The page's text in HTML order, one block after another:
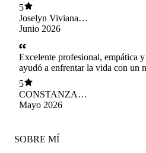
5
Joselyn Viviana
Vargas Gonzalez
Junio 2026
Excelente profesional, empática
ayudó a enfrentar la vida con un
diagnóstico y a tener las
para afrontar el día a día
5
CONSTANZA
MARIA ISSOTTA
Mayo 2026
SOBRE MÍ